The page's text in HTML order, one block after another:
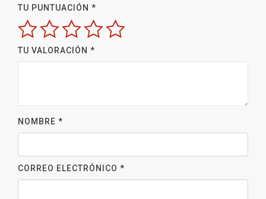
TU PUNTUACIÓN *
TU VALORACIÓN *
NOMBRE *
CORREO ELECTRÓNICO *